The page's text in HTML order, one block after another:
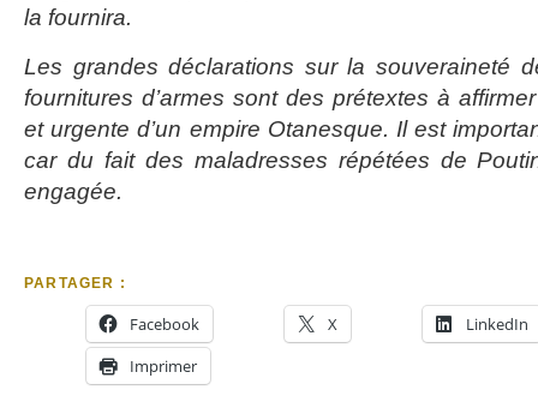
la fournira.
Les grandes déclarations sur la souveraineté
fournitures d’armes sont des prétextes à
et urgente d’un empire Otanesque. Il est
car du fait des maladresses répétées de
engagée.
PARTAGER :
Facebook X
LinkedIn
Imprimer